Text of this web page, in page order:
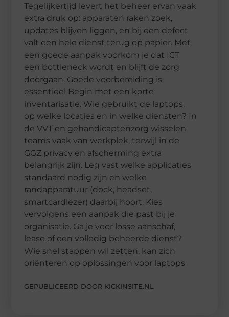
Tegelijkertijd levert het beheer ervan vaak
extra druk op: apparaten raken zoek,
updates blijven liggen, en bij een defect
valt een hele dienst terug op papier. Met
een goede aanpak voorkom je dat ICT
een bottleneck wordt en blijft de zorg
doorgaan. Goede voorbereiding is
essentieel Begin met een korte
inventarisatie. Wie gebruikt de laptops,
op welke locaties en in welke diensten? In
de VVT en gehandicaptenzorg wisselen
teams vaak van werkplek, terwijl in de
GGZ privacy en afscherming extra
belangrijk zijn. Leg vast welke applicaties
standaard nodig zijn en welke
randapparatuur (dock, headset,
smartcardlezer) daarbij hoort. Kies
vervolgens een aanpak die past bij je
organisatie. Ga je voor losse aanschaf,
lease of een volledig beheerde dienst?
Wie snel stappen wil zetten, kan zich
oriënteren op oplossingen voor laptops
GEPUBLICEERD DOOR KICKINSITE.NL